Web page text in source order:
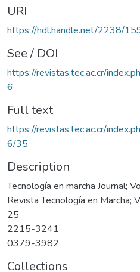
URI
https://hdl.handle.net/2238/
See / DOI
https://revistas.tec.ac.cr/
6
Full text
https://revistas.tec.ac.cr/
6/35
Description
Tecnología en marcha Journal;
Revista Tecnología en Marcha;
25
2215-3241
0379-3982
Collections